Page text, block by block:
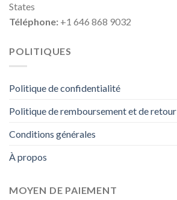
States
Téléphone: +1 646 868 9032
POLITIQUES
Politique de confidentialité
Politique de remboursement et de retour
Conditions générales
À propos
MOYEN DE PAIEMENT